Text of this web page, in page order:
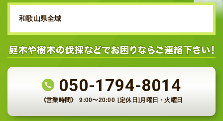
和歌山県全域
050-1794-8014
《営業時間》 9:00〜20:00 [定休日]月曜日・火曜日